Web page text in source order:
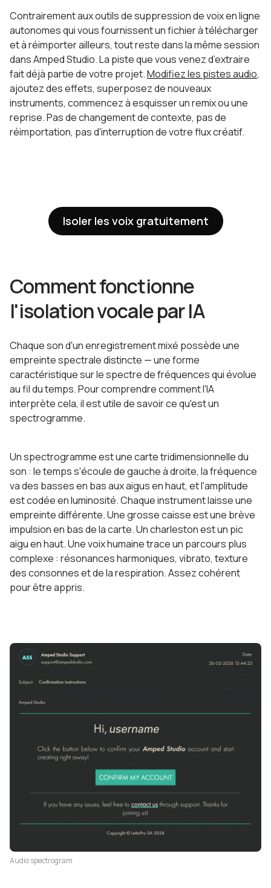
Contrairement aux outils de suppression de voix en ligne
autonomes qui vous fournissent un fichier à télécharger
et à réimporter ailleurs, tout reste dans la même session
dans Amped Studio. La piste que vous venez d’extraire
fait déjà partie de votre projet.Modifiez les pistes audio,
ajoutez des effets, superposez de nouveaux
instruments, commencez à esquisser un remix ou une
reprise. Pas de changement de contexte, pas de
réimportation, pas d'interruption de votre flux créatif.
Isoler les voix gratuitement
Comment fonctionne
l'isolation vocale par IA
Chaque son d'un enregistrement mixé possède une
empreinte spectrale distincte — une forme
caractéristique sur le spectre de fréquences qui évolue
au fil du temps. Pour comprendre comment l'IA
interprète cela, il est utile de savoir ce qu'est un
spectrogramme.
Un spectrogramme est une carte tridimensionnelle du
son : le temps s'écoule de gauche à droite, la fréquence
va des basses en bas aux aigus en haut, et l'amplitude
est codée en luminosité. Chaque instrument laisse une
empreinte différente. Une grosse caisse est une brève
impulsion en bas de la carte. Un charleston est un pic
aigu en haut. Une voix humaine trace un parcours plus
complexe : résonances harmoniques, vibrato, texture
des consonnes et de la respiration. Assez cohérent
pour être appris.
Audio spectrogram